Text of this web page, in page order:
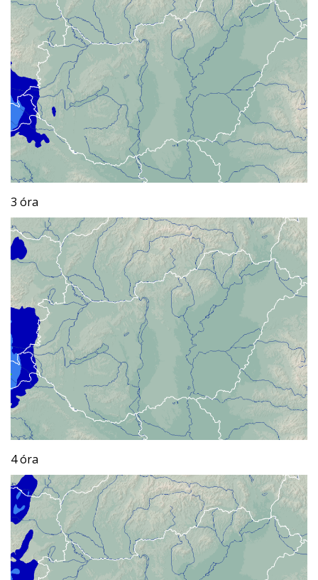
3 óra
4 óra